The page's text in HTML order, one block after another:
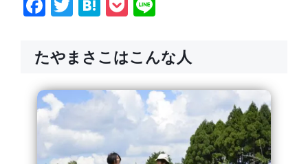
Facebook
Twitter
HatenaPocket
たやまさこはこんな人